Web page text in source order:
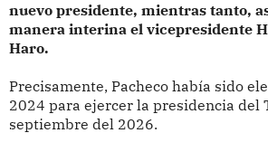
nuevo presidente, mientras tanto,
manera interina el vicepresidente
Haro.
Precisamente, Pacheco había sido
2024 para ejercer la presidencia del
septiembre del 2026.